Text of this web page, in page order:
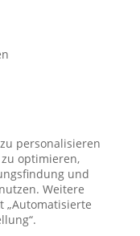
personalisieren
optimieren,
und
Weitere
„Automatisierte